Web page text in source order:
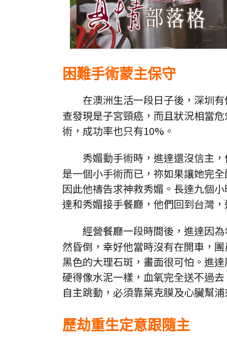
困難手術蒙主保守
在澳洲生活一段日子後，深圳
查發現是子宮頸癌，而且狀況相當
術，成功率也只有10%。
秀媚動手術時，進達還沒信主
是一個小手術而已，祢如果讓她完
因此他禱告求神救秀媚。長達九個
達和秀媚接手餐廳，他們回到台灣
經營餐廳一段時間後，進達因
然昏倒，幸好他當時沒有在開車，
黑色的大理石斑，畫面很可怕。進
硬得像水泥一樣，血氧完全送不過
自主跳動，必須靠葉克膜及心臟幫
歷劫重生定意跟隨主